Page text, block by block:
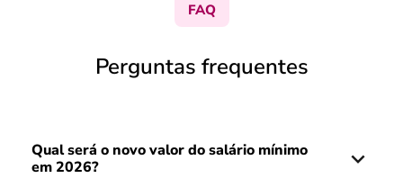
FAQ
Perguntas frequentes
Qual será o novo valor do salário mínimo
em 2026?